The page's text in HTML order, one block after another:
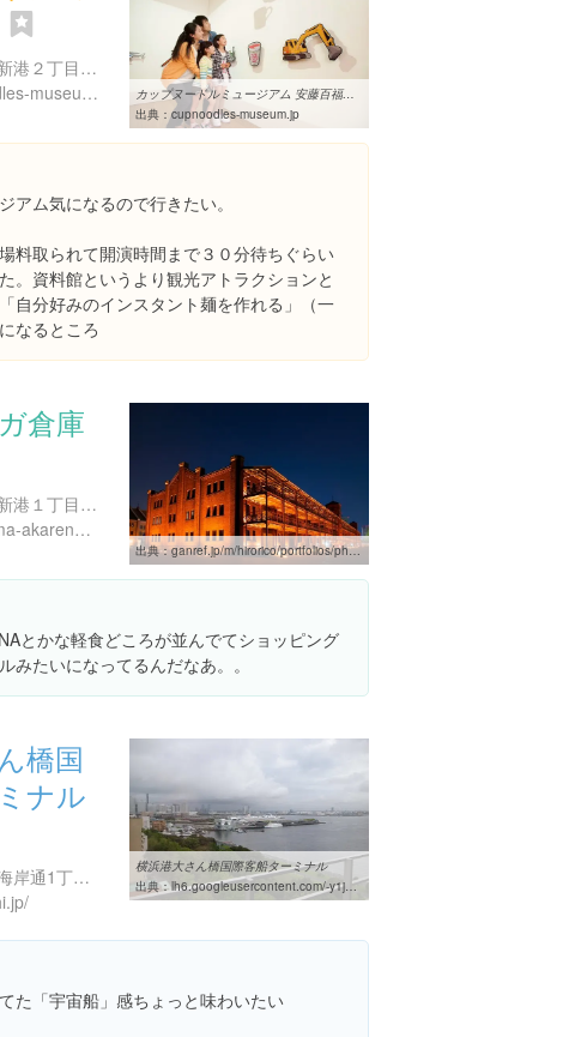
神奈川県横浜市中区新港２丁目３-４
https://www.cupnoodles-museum.jp/ja/yokohama/
カップヌードルミュージアム 安藤百福発明記念館
出典：cupnoodles-museum.jp
アム気になるので行きたい。
料取られて開演時間まで３０分待ちぐらい
。資料館というより観光アトラクションと
自分好みのインスタント麺を作れる」（一
なるところ
倉庫
神奈川県横浜市中区新港１丁目１-１
https://www.yokohama-akarenga.jp/
出典：ganref.jp/m/hirorico/portfolios/photo_detail/b47818a85e915389b3af61e1a63c4727
とかな軽食どころが並んでてショッピング
みたいになってるんだなあ。。
橋国
ナル
神奈川県横浜市中区海岸通1丁目1番4号
横浜港大さん橋国際客船ターミナル
出典：lh6.googleusercontent.com/-y1j5B1IW9xg/UOn-MjwOvZI/AAAAAAAArm8/fy1Ohg4nbeI/w460-h310-s0/%25E5%25A4%25A7%25E3%2581%2595%25E3%2582%2593%25E6%25A9%258B
た「宇宙船」感ちょっと味わいたい